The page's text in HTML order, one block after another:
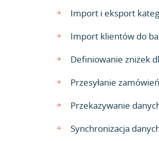
Import i eksport
Import klientów do
Definiowanie zniżek
Przesyłanie
Przekazywanie
Synchronizacja